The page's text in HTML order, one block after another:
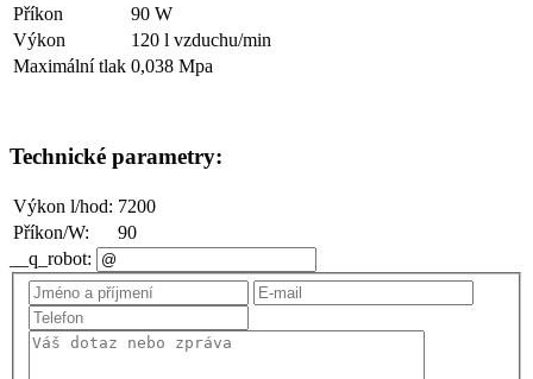
Příkon
90 W
Výkon
120 l vzduchu/min
Maximální tlak 0,038 Mpa
Technické parametry:
Výkon l/hod: 7200
Příkon/W:
90
__q_robot: